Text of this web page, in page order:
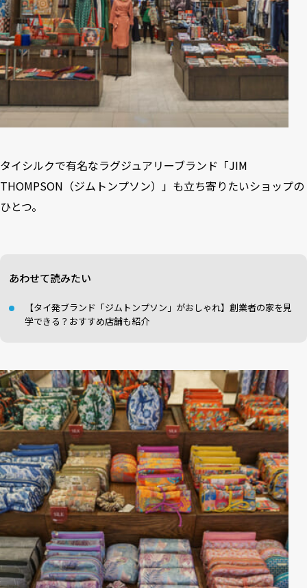
タイシルクで有名なラグジュアリーブランド「JIM
THOMPSON（ジムトンプソン） 」も立ち寄りたいショップの
ひとつ。
あわせて読みたい
【タイ発ブランド「ジムトンプソン」がおしゃれ】創業者の家を見
学できる？おすすめ店舗も紹介